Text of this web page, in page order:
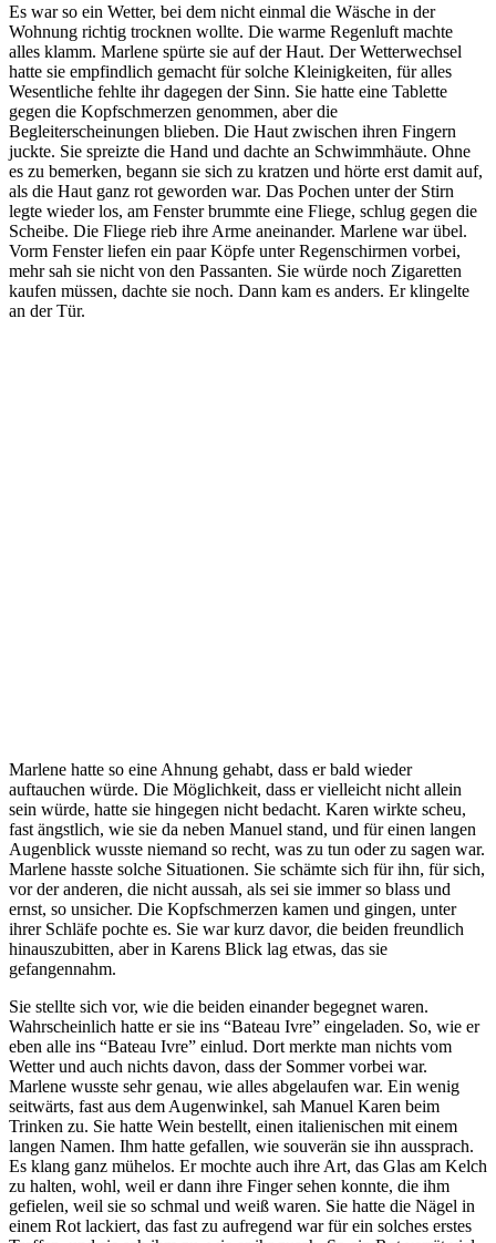
Es war so ein Wetter, bei dem nicht einmal die Wäsche in der
Wohnung richtig trocknen wollte. Die warme Regenluft machte
alles klamm. Marlene spürte sie auf der Haut. Der Wetterwechsel
hatte sie empfindlich gemacht für solche Kleinigkeiten, für alles
Wesentliche fehlte ihr dagegen der Sinn. Sie hatte eine Tablette
gegen die Kopfschmerzen genommen, aber die
Begleiterscheinungen blieben. Die Haut zwischen ihren Fingern
juckte. Sie spreizte die Hand und dachte an Schwimmhäute. Ohne
es zu bemerken, begann sie sich zu kratzen und hörte erst damit auf,
als die Haut ganz rot geworden war. Das Pochen unter der Stirn
legte wieder los, am Fenster brummte eine Fliege, schlug gegen die
Scheibe. Die Fliege rieb ihre Arme aneinander. Marlene war übel.
Vorm Fenster liefen ein paar Köpfe unter Regenschirmen vorbei,
mehr sah sie nicht von den Passanten. Sie würde noch Zigaretten
kaufen müssen, dachte sie noch. Dann kam es anders. Er klingelte
an der Tür.
Marlene hatte so eine Ahnung gehabt, dass er bald wieder
auftauchen würde. Die Möglichkeit, dass er vielleicht nicht allein
sein würde, hatte sie hingegen nicht bedacht. Karen wirkte scheu,
fast ängstlich, wie sie da neben Manuel stand, und für einen langen
Augenblick wusste niemand so recht, was zu tun oder zu sagen war.
Marlene hasste solche Situationen. Sie schämte sich für ihn, für sich,
vor der anderen, die nicht aussah, als sei sie immer so blass und
ernst, so unsicher. Die Kopfschmerzen kamen und gingen, unter
ihrer Schläfe pochte es. Sie war kurz davor, die beiden freundlich
hinauszubitten, aber in Karens Blick lag etwas, das sie
gefangennahm.
Sie stellte sich vor, wie die beiden einander begegnet waren.
Wahrscheinlich hatte er sie ins “Bateau Ivre” eingeladen. So, wie er
eben alle ins “Bateau Ivre” einlud. Dort merkte man nichts vom
Wetter und auch nichts davon, dass der Sommer vorbei war.
Marlene wusste sehr genau, wie alles abgelaufen war. Ein wenig
seitwärts, fast aus dem Augenwinkel, sah Manuel Karen beim
Trinken zu. Sie hatte Wein bestellt, einen italienischen mit einem
langen Namen. Ihm hatte gefallen, wie souverän sie ihn aussprach.
Es klang ganz mühelos. Er mochte auch ihre Art, das Glas am Kelch
zu halten, wohl, weil er dann ihre Finger sehen konnte, die ihm
gefielen, weil sie so schmal und weiß waren. Sie hatte die Nägel in
einem Rot lackiert, das fast zu aufregend war für ein solches erstes